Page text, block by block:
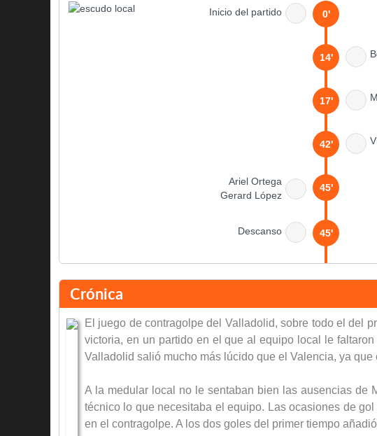
Inicio del partido 0'
14'
17'
42'
Ariel Ortega
Gerard López
45'
Descanso 45'
Miguel Ángel Soria 46'
Claudio López 50'
Adrian Ilie 54'
Crónica
El juego de contragolpe del Valladolid, sobre todo el del
victoria, en un partido en el que al equipo local le
Valladolid salió mucho más lúcido que el Valencia, ya
A la medular local no le sentaban bien las ausencias de
técnico lo que necesitaba el equipo. Las ocasiones de
en el contragolpe. A los dos goles del primer tiempo